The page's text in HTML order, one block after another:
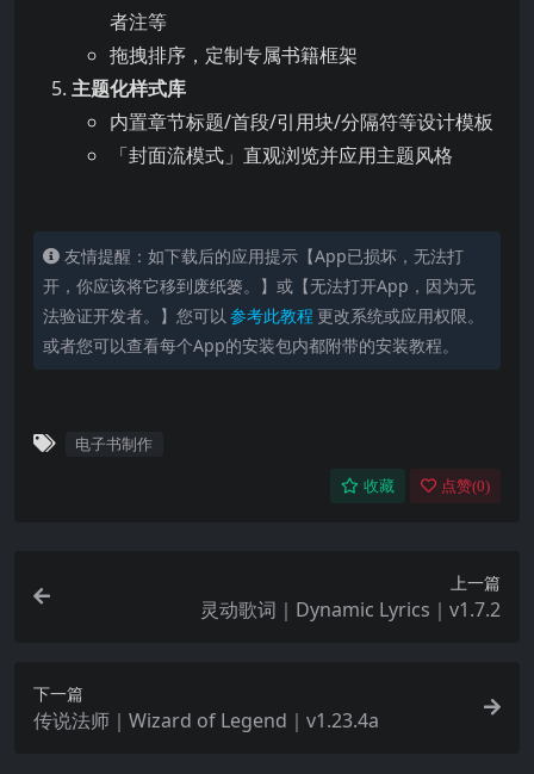
者注等
拖拽排序，定制专属书籍框架
主题化样式库
内置章节标题/首段/引用块/分隔符等设计模板
「封面流模式」直观浏览并应用主题风格
友情提醒：如下载后的应用提示【App已损坏，无法打
开，你应该将它移到废纸篓。】或【无法打开App，因为无
法验证开发者。】您可以 参考此教程 更改系统或应用权限。
或者您可以查看每个App的安装包内都附带的安装教程。
电子书制作
收藏 点赞(0)
上一篇
灵动歌词｜Dynamic Lyrics｜v1.7.2
下一篇
传说法师｜Wizard of Legend｜v1.23.4a